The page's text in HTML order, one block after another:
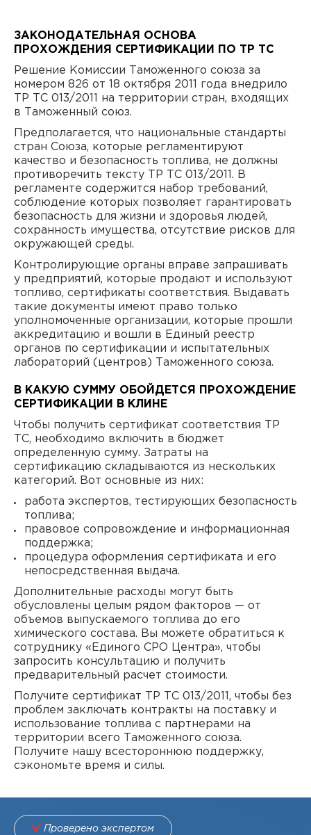
ЗАКОНОДАТЕЛЬНАЯ ОСНОВА
ПРОХОЖДЕНИЯ СЕРТИФИКАЦИИ ПО ТР ТС
Решение Комиссии Таможенного союза за
номером 826 от 18 октября 2011 года внедрило
ТР ТС 013/2011 на территории стран, входящих
в Таможенный союз.
Предполагается, что национальные стандарты
стран Союза, которые регламентируют
качество и безопасность топлива, не должны
противоречить тексту ТР ТС 013/2011. В
регламенте содержится набор требований,
соблюдение которых позволяет гарантировать
безопасность для жизни и здоровья людей,
сохранность имущества, отсутствие рисков для
окружающей среды.
Контролирующие органы вправе запрашивать
у предприятий, которые продают и используют
топливо, сертификаты соответствия. Выдавать
такие документы имеют право только
уполномоченные организации, которые прошли
аккредитацию и вошли в Единый реестр
органов по сертификации и испытательных
лабораторий (центров) Таможенного союза.
В КАКУЮ СУММУ ОБОЙДЕТСЯ ПРОХОЖДЕНИЕ
СЕРТИФИКАЦИИ В КЛИНЕ
Чтобы получить сертификат соответствия ТР
ТС, необходимо включить в бюджет
определенную сумму. Затраты на
сертификацию складываются из нескольких
категорий. Вот основные из них:
работа экспертов, тестирующих безопасность
топлива;
правовое сопровождение и информационная
поддержка;
процедура оформления сертификата и его
непосредственная выдача.
Дополнительные расходы могут быть
обусловлены целым рядом факторов — от
объемов выпускаемого топлива до его
химического состава. Вы можете обратиться к
сотруднику «Единого СРО Центра», чтобы
запросить консультацию и получить
предварительный расчет стоимости.
Получите сертификат ТР ТС 013/2011, чтобы без
проблем заключать контракты на поставку и
использование топлива с партнерами на
территории всего Таможенного союза.
Получите нашу всестороннюю поддержку,
сэкономьте время и силы.
Проверено экспертом